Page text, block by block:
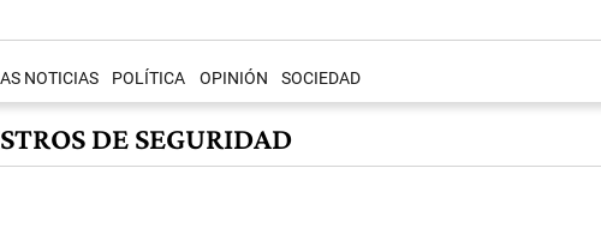
NOTICIAS POLÍTICA OPINIÓN SOCIEDAD
DE SEGURIDAD